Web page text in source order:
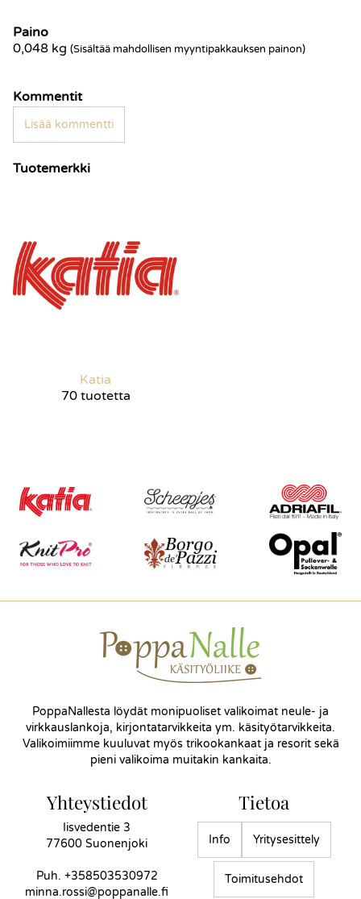
Paino
0,048 kg (Sisältää mahdollisen myyntipakkauksen painon)
Kommentit
Lisää kommentti
Tuotemerkki
Katia
70 tuotetta
PoppaNallesta löydät monipuoliset valikoimat neule- ja
virkkauslankoja, kirjontatarvikkeita ym. käsityötarvikkeita.
Valikoimiimme kuuluvat myös trikookankaat ja resorit sekä
pieni valikoima muitakin kankaita.
Yhteystiedot
Iisvedentie 3
77600 Suonenjoki
Puh. +358503530972
minna.rossi@poppanalle.fi
Tietoa
Info Yritysesittely
Toimitusehdot